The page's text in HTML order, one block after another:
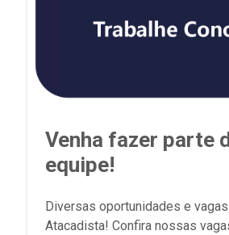
Venha fazer parte
equipe!
Diversas oportunidades e
Atacadista! Confira nossas